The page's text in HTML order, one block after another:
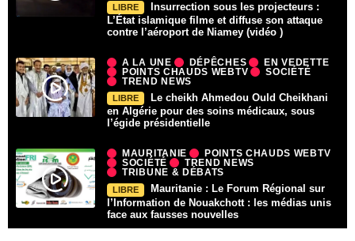
LIBRE
Insurrection sous les projecteurs :
L’État islamique filme et diffuse son attaque
contre l’aéroport de Niamey (vidéo )
A LA UNE DÉPÊCHES
EN VEDETTE
POINTS CHAUDS WEBTV
SOCIÉTÉ
TREND NEWS
LIBRE
Le cheikh Ahmedou Ould Cheikhani
en Algérie pour des soins médicaux, sous
l’égide présidentielle
MAURITANIE
POINTS CHAUDS WEBTV
SOCIÉTÉ
TREND NEWS
TRIBUNE & DÉBATS
LIBRE
Mauritanie : Le Forum Régional sur
l’Information de Nouakchott : les médias unis
face aux fausses nouvelles